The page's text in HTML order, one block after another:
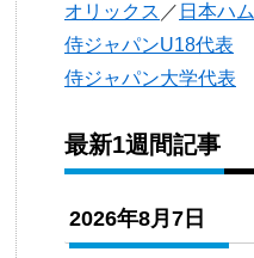
オリックス ／ 日本ハム
侍ジャパンU18代表
侍ジャパン大学代表
最新1週間記事
2026年8月7日